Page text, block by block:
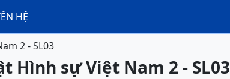
HỆ
2 - SL03
Hình sự Việt Nam 2 - SL03